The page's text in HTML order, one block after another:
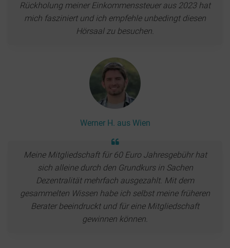
Rückholung meiner Einkommenssteuer aus 2023 hat
mich fasziniert und ich empfehle unbedingt diesen
Hörsaal zu besuchen.
Werner H. aus Wien
Meine Mitgliedschaft für 60 Euro Jahresgebühr hat
sich alleine durch den Grundkurs in Sachen
Dezentralität mehrfach ausgezahlt. Mit dem
gesammelten Wissen habe ich selbst meine früheren
Berater beeindruckt und für eine Mitgliedschaft
gewinnen können.